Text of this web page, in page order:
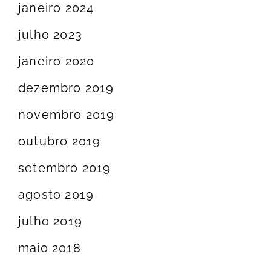
janeiro 2024
julho 2023
janeiro 2020
dezembro 2019
novembro 2019
outubro 2019
setembro 2019
agosto 2019
julho 2019
maio 2018